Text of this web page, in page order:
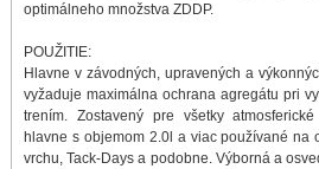
optimálneho množstva ZDDP.
POUŽITIE:
Hlavne v závodných, upravených a
vyžaduje maximálna ochrana agregátu pri
trením. Zostavený pre všetky
hlavne s objemom 2.0l a viac používané na
vrchu, Tack-Days a podobne. Výborná a